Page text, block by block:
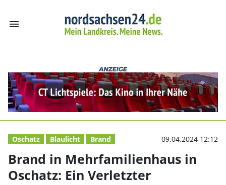
menu Brand in
Oschatz Blaulicht Brand 09.04.2024 12:12
Brand in Mehrfamilienhaus in
Oschatz: Ein Verletzter